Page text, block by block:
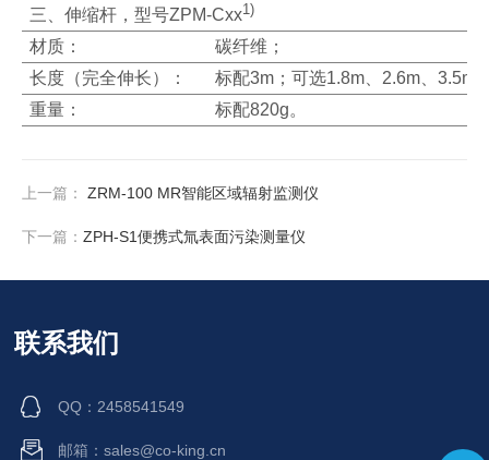
三、伸缩杆，型号ZPM-Cxx1)
材质：
碳纤维；
长度（完全伸长）：
标配3m；可选1.8m、2.6m、3.5m
重量：
标配820g。
上一篇： ZRM-100 MR智能区域辐射监测仪
下一篇： ZPH-S1便携式氚表面污染测量仪
联系我们
QQ：2458541549
邮箱：sales@co-king.cn